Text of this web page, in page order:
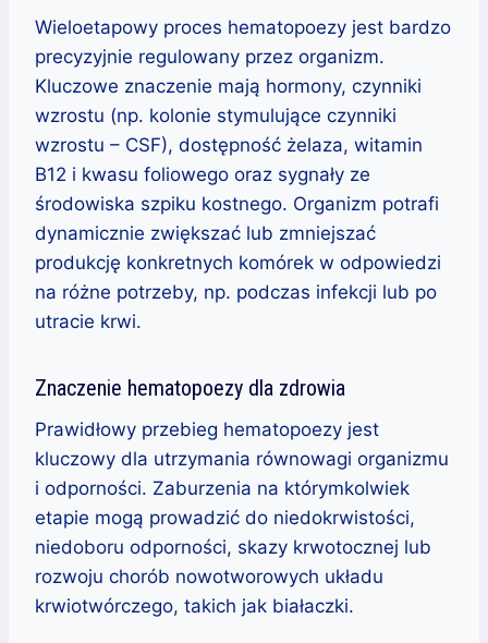
Wieloetapowy proces hematopoezy jest bardzo
precyzyjnie regulowany przez organizm.
Kluczowe znaczenie mają hormony, czynniki
wzrostu (np. kolonie stymulujące czynniki
wzrostu – CSF), dostępność żelaza, witamin
B12 i kwasu foliowego oraz sygnały ze
środowiska szpiku kostnego. Organizm potrafi
dynamicznie zwiększać lub zmniejszać
produkcję konkretnych komórek w odpowiedzi
na różne potrzeby, np. podczas infekcji lub po
utracie krwi.
Znaczenie hematopoezy dla zdrowia
Prawidłowy przebieg hematopoezy jest
kluczowy dla utrzymania równowagi organizmu
i odporności. Zaburzenia na którymkolwiek
etapie mogą prowadzić do niedokrwistości,
niedoboru odporności, skazy krwotocznej lub
rozwoju chorób nowotworowych układu
krwiotwórczego, takich jak białaczki.